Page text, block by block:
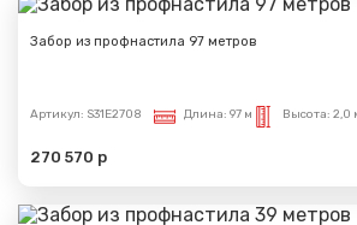
Забор из профнастила 97 метров
Артикул: S31E2708 Длина: 97 м Высота: 2,0
270 570 р